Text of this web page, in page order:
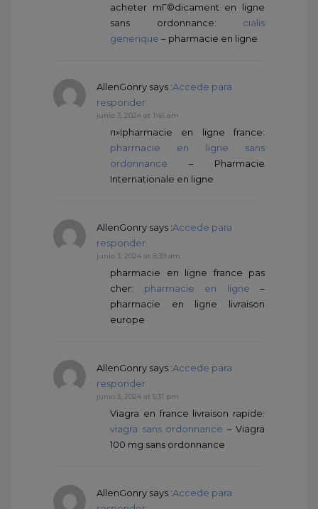
acheter mГ©dicament en ligne
sans ordonnance: cialis
generique – pharmacie en ligne
AllenGonry says :Accede para
responder
junio 3, 2024 at 1:45 am
п»їpharmacie en ligne france:
pharmacie en ligne sans
ordonnance – Pharmacie
Internationale en ligne
AllenGonry says :Accede para
responder
junio 3, 2024 at 8:39 am
pharmacie en ligne france pas
cher: pharmacie en ligne –
pharmacie en ligne livraison
europe
AllenGonry says :Accede para
responder
junio 3, 2024 at 5:31 pm
Viagra en france livraison rapide:
viagra sans ordonnance – Viagra
100 mg sans ordonnance
AllenGonry says :Accede para